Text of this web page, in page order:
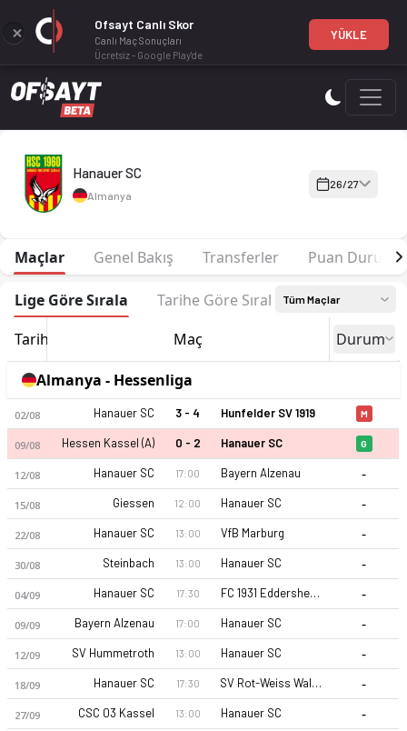
Hanauer SC 26-27 sezonu | Hessenliga'de 8. sırada, 3
Hanauer SC
Almanya
26/27
Maçlar Genel Bakış Transferler Puan Durumu
Lige Göre Sırala Tarihe Göre Sırala Tüm Maçlar
Tarih Maç Durum
Almanya - Hessenliga
02/08 Hanauer SC 3 - 4 Hunfelder SV 1919 M
09/08 Hessen Kassel (A) 0 - 2 Hanauer SC G
12/08 Hanauer SC 17:00 Bayern Alzenau -
15/08 Giessen 12:00 Hanauer SC -
22/08 Hanauer SC 13:00 VfB Marburg -
30/08 Steinbach 13:00 Hanauer SC -
04/09 Hanauer SC 17:30 FC 1931 Eddersheim -
09/09 Bayern Alzenau 17:00 Hanauer SC -
12/09 SV Hummetroth 13:00 Hanauer SC -
18/09 Hanauer SC 17:30 SV Rot-Weiss Walldorf -
27/09 CSC 03 Kassel 13:00 Hanauer SC -
Ofsayt Canlı Skor
Canlı Maç Sonuçları
Ücretsiz - Google Play'de
YÜKLE